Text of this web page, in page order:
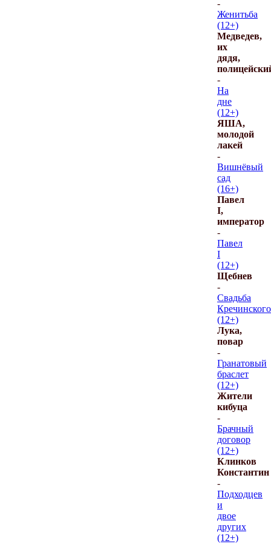
-
Женитьба
(12+)
Медведев,
их
дядя,
-
На
дне
(12+)
ЯША,
молодой
лакей
-
Вишнёвый
сад
(16+)
Павел
I,
император
-
Павел
I
(12+)
Щебнев
-
Свадьба
Кречинского
(12+)
Лука,
повар
-
Гранатовый
браслет
(12+)
Жители
кибуца
-
Брачный
договор
(12+)
Клинков
Константин
-
Подходцев
и
двое
других
(12+)